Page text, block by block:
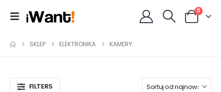
0
SKLEP ELEKTRONIKA KAMERY
FILTERS